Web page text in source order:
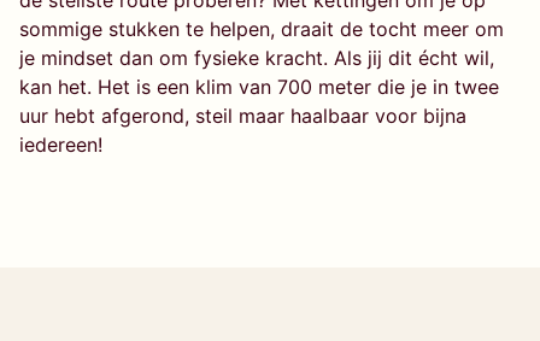
sommige stukken te helpen, draait de tocht meer om
je mindset dan om fysieke kracht. Als jij dit écht wil,
kan het. Het is een klim van 700 meter die je in twee
uur hebt afgerond, steil maar haalbaar voor bijna
iedereen!